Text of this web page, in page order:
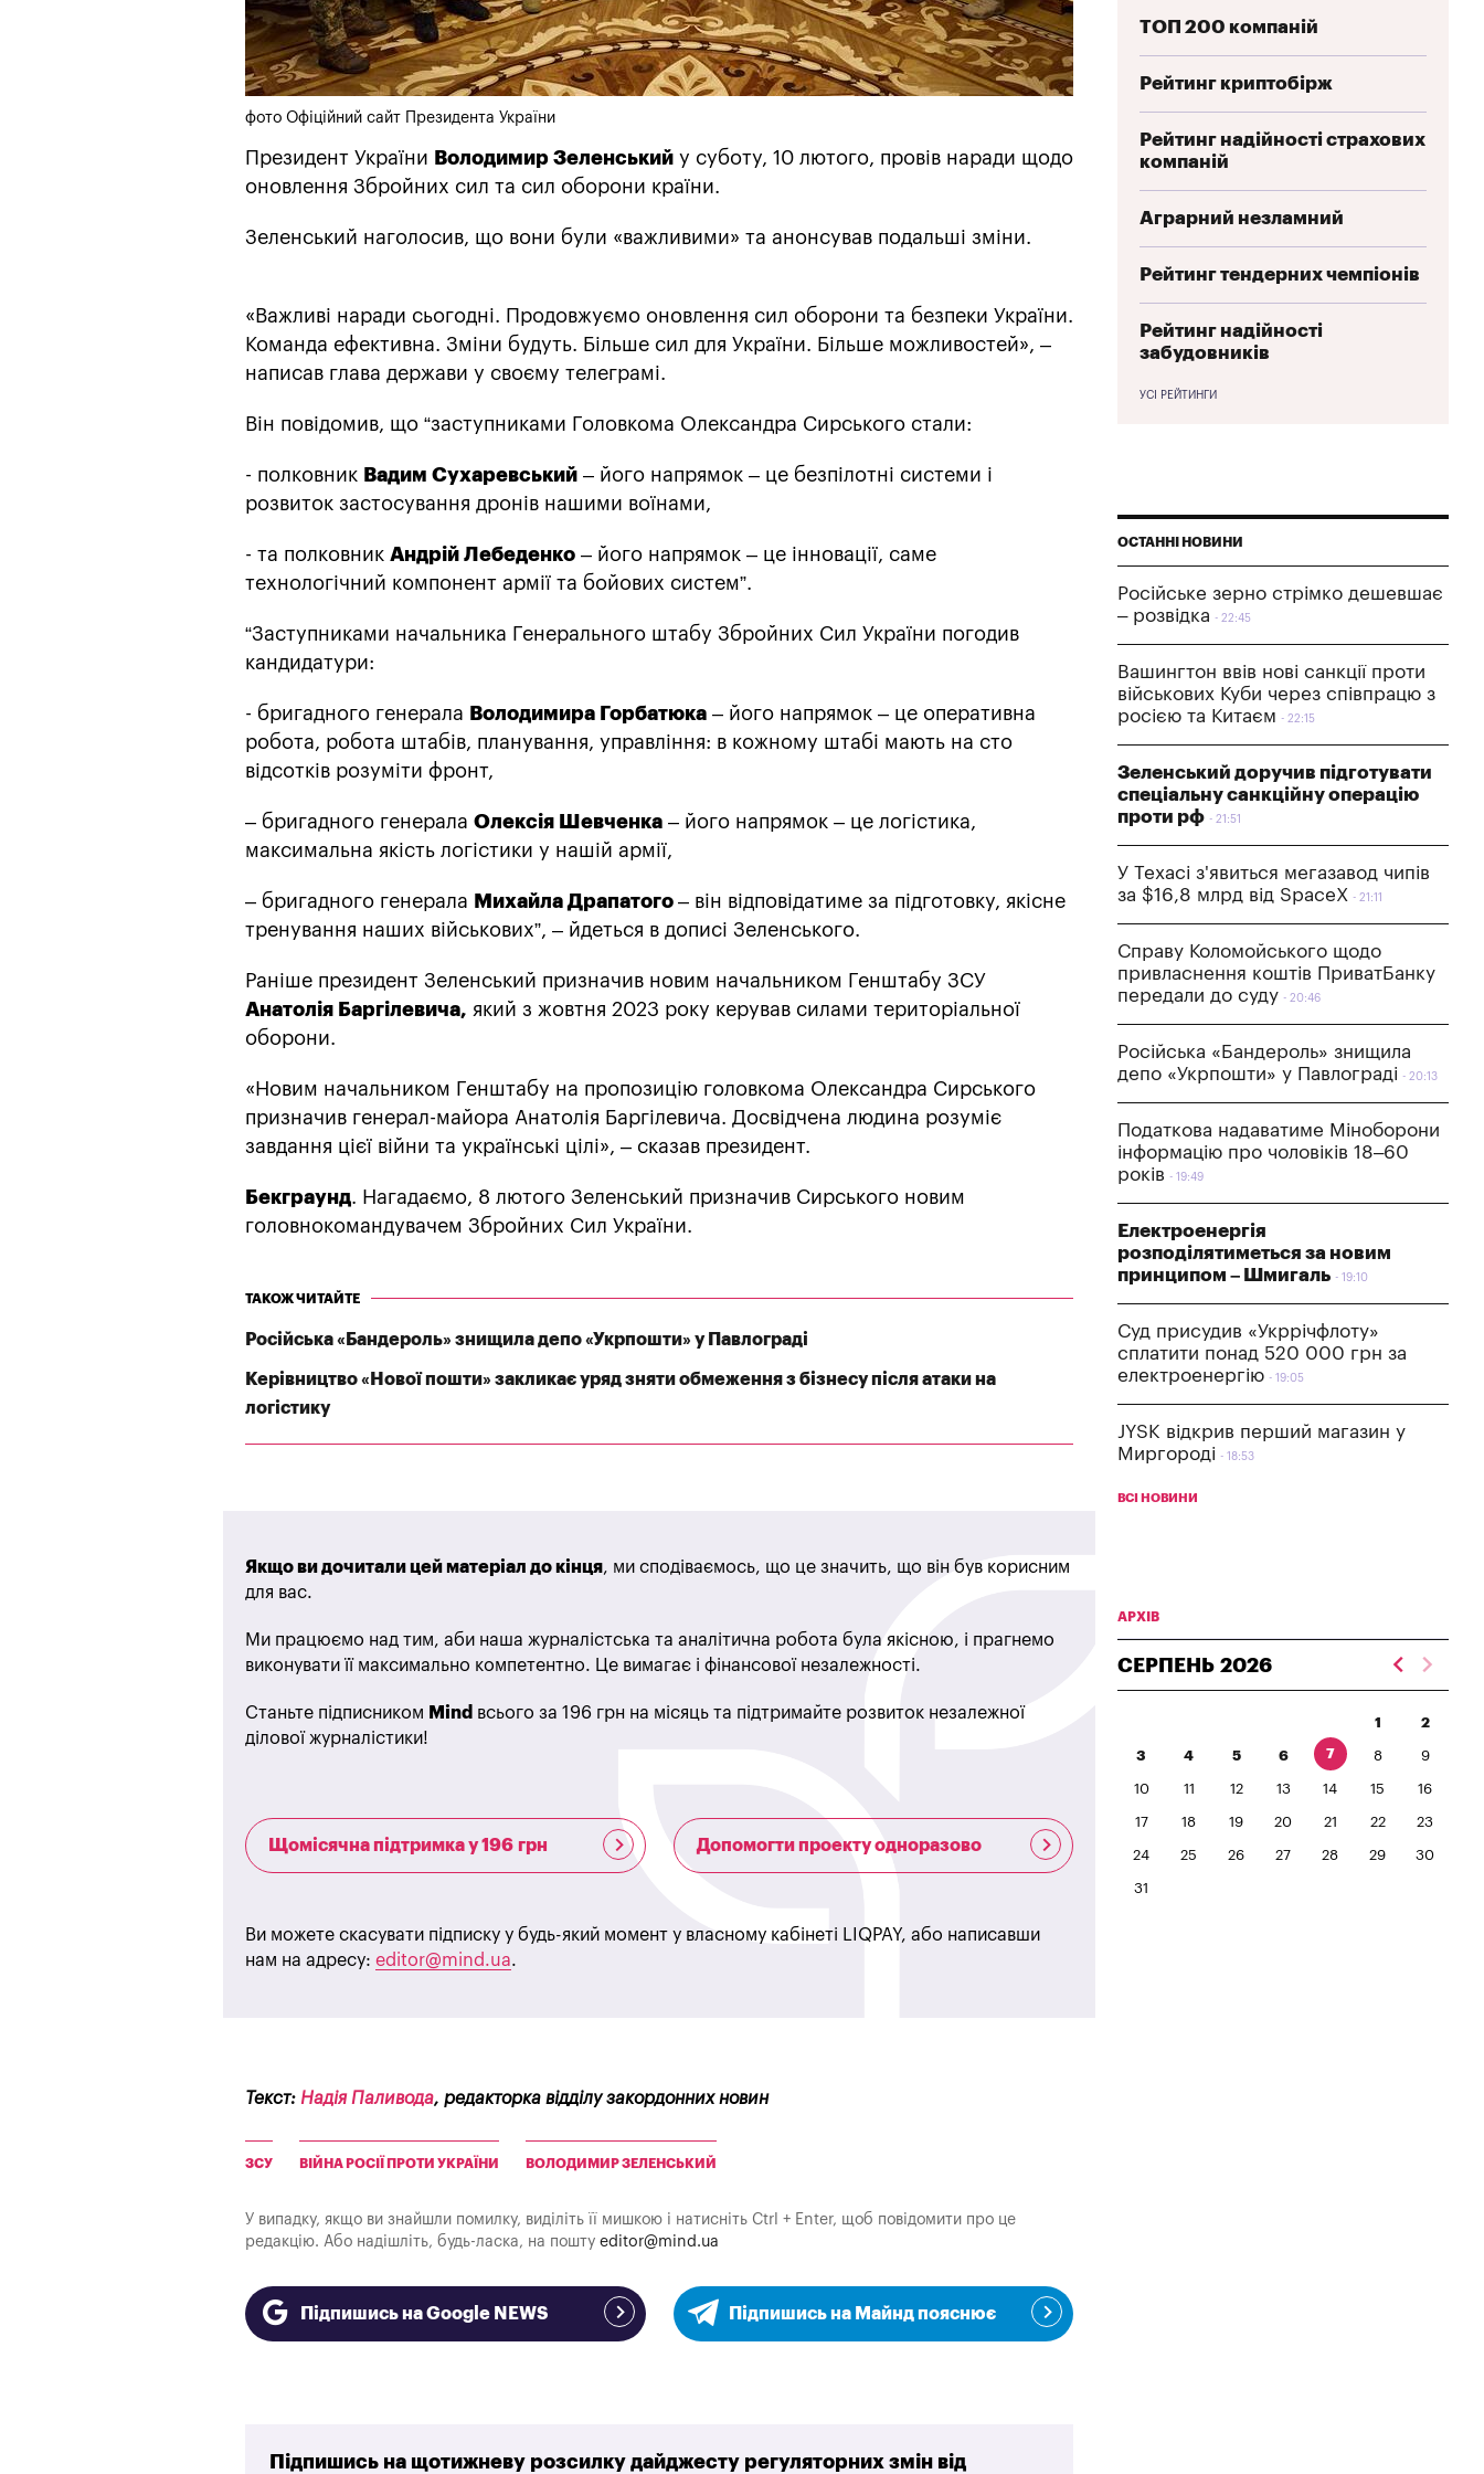
фото Офіційний сайт Президента України
Президент України Володимир Зеленський у суботу, 10 лютого, провів наради щодо
оновлення Збройних сил та сил оборони країни.
Зеленський наголосив, що вони були «важливими» та анонсував подальші зміни.
«Важливі наради сьогодні. Продовжуємо оновлення сил оборони та безпеки України.
Команда ефективна. Зміни будуть. Більше сил для України. Більше можливостей», –
написав глава держави у своєму телеграмі.
Він повідомив, що “заступниками Головкома Олександра Сирського стали:
- полковник Вадим Сухаревський – його напрямок – це безпілотні системи і
розвиток застосування дронів нашими воїнами,
- та полковник Андрій Лебеденко – його напрямок – це інновації, саме
технологічний компонент армії та бойових систем”.
“Заступниками начальника Генерального штабу Збройних Сил України погодив
кандидатури:
- бригадного генерала Володимира Горбатюка – його напрямок – це оперативна
робота, робота штабів, планування, управління: в кожному штабі мають на сто
відсотків розуміти фронт,
– бригадного генерала Олексія Шевченка – його напрямок – це логістика,
максимальна якість логістики у нашій армії,
– бригадного генерала Михайла Драпатого – він відповідатиме за підготовку, якісне
тренування наших військових”, – йдеться в дописі Зеленського.
Раніше президент Зеленський призначив новим начальником Генштабу ЗСУ
Анатолія Баргілевича, який з жовтня 2023 року керував силами територіальної
оборони.
«Новим начальником Генштабу на пропозицію головкома Олександра Сирського
призначив генерал-майора Анатолія Баргілевича. Досвідчена людина розуміє
завдання цієї війни та українські цілі», – сказав президент.
Бекграунд. Нагадаємо, 8 лютого Зеленський призначив Сирського новим
головнокомандувачем Збройних Сил України.
ТАКОЖ ЧИТАЙТЕ
Російська «Бандероль» знищила депо «Укрпошти» у Павлограді
Керівництво «Нової пошти» закликає уряд зняти обмеження з бізнесу після атаки на
логістику
Якщо ви дочитали цей матеріал до кінця, ми сподіваємось, що це значить, що він був корисним
для вас.
Ми працюємо над тим, аби наша журналістська та аналітична робота була якісною, і прагнемо
виконувати її максимально компетентно. Це вимагає і фінансової незалежності.
Станьте підписником Mind всього за 196 грн на місяць та підтримайте розвиток незалежної
ділової журналістики!
Щомісячна підтримка у 196 грн Допомогти проекту одноразово
Ви можете скасувати підписку у будь-який момент у власному кабінеті LIQPAY, або написавши
нам на адресу: editor@mind.ua.
Текст: Надія Паливода, редакторка відділу закордонних новин
ЗСУ ВІЙНА РОСІЇ ПРОТИ УКРАЇНИ ВОЛОДИМИР ЗЕЛЕНСЬКИЙ
У випадку, якщо ви знайшли помилку, виділіть її мишкою і натисніть Ctrl + Enter, щоб повідомити про це
редакцію. Або надішліть, будь-ласка, на пошту editor@mind.ua
Підпишись на Google NEWS Підпишись на Майнд пояснює
Підпишись на щотижневу розсилку дайджесту регуляторних змін від
ТОП 200 компаній
Рейтинг криптобірж
Рейтинг надійності страхових
компаній
Аграрний незламний
Рейтинг тендерних чемпіонів
Рейтинг надійності
забудовників
УСІ РЕЙТИНГИ
ОСТАННІ НОВИНИ
Російське зерно стрімко дешевшає
– розвідка
22:45
Вашингтон ввів нові санкції проти
військових Куби через співпрацю з
росією та Китаєм
22:15
Зеленський доручив підготувати
спеціальну санкційну операцію
проти рф
21:51
У Техасі з'явиться мегазавод чипів
за $16,8 млрд від SpaceX
21:11
Справу Коломойського щодо
привласнення коштів ПриватБанку
передали до суду
20:46
Російська «Бандероль» знищила
депо «Укрпошти» у Павлограді
20:13
Податкова надаватиме Міноборони
інформацію про чоловіків 18–60
років
19:49
Електроенергія
розподілятиметься за новим
принципом – Шмигаль
19:10
Суд присудив «Укррічфлоту»
сплатити понад 520 000 грн за
електроенергію
19:05
JYSK відкрив перший магазин у
Миргороді
18:53
ВСІ НОВИНИ
АРХІВ
СЕРПЕНЬ 2026
1 2
3 4 5 6 7 8 9
10 11 12 13 14 15 16
17 18 19 20 21 22 23
24 25 26 27 28 29 30
31